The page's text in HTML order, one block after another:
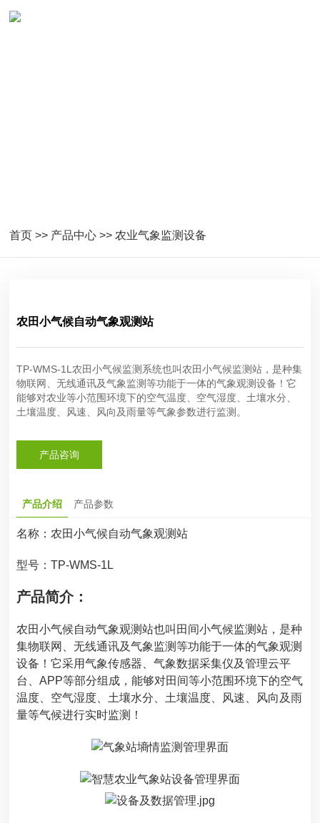
首页 >> 产品中心 >>农业气象监测设备
农田小气候自动气象观测站
TP-WMS-1L农田小气候监测系统也叫农田小气候监测站，是种集
物联网、无线通讯及气象监测等功能于一体的气象观测设备！它
能够对农业等小范围环境下的空气温度、空气湿度、土壤水分、
土壤温度、风速、风向及雨量等气象参数进行监测。
产品咨询
产品介绍 产品参数
名称：农田小气候自动气象观测站
型号：TP-WMS-1L
产品简介：
农田小气候自动气象观测站也叫田间小气候监测站 ，是种
集物联网、无线通讯及气象监测等功能于一体的气象观测
设备！它采用气象传感器、气象数据采集仪及管理云平
台、APP等部分组成，能够对田间等小范围环境下的空气
温度、空气湿度、土壤水分、土壤温度、风速、风向及雨
量等气候进行实时监测！